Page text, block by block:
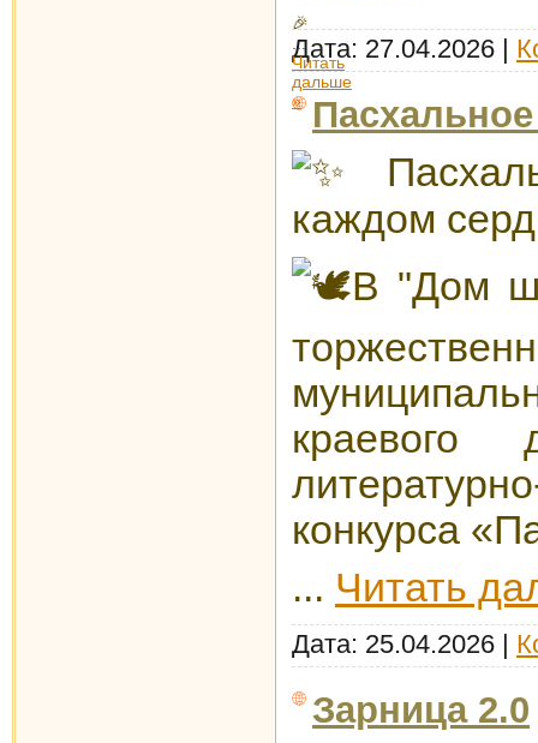
...
Читать
дальше
»
Дата: 27.04.2026 |
каждом
В "Дом
краевого
конкурса
... Читать
Дата: 25.04.2026 |
Зарница 2.0